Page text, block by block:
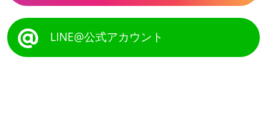
LINE@公式アカウント